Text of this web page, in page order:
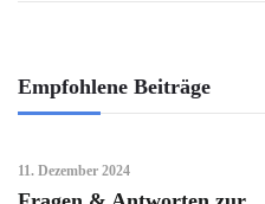
Empfohlene Beiträge
11. Dezember 2024